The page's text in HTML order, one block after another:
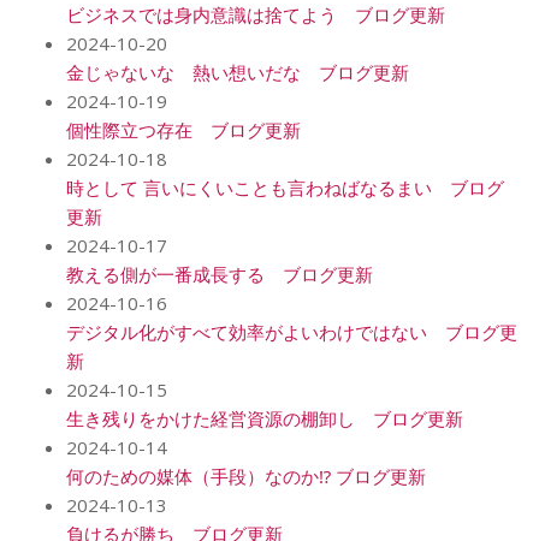
ビジネスでは身内意識は捨てよう ブログ更新
2024-10-20
金じゃないな 熱い想いだな ブログ更新
2024-10-19
個性際立つ存在 ブログ更新
2024-10-18
時として 言いにくいことも言わねばなるまい ブログ
更新
2024-10-17
教える側が一番成長する ブログ更新
2024-10-16
デジタル化がすべて効率がよいわけではない ブログ更
新
2024-10-15
生き残りをかけた経営資源の棚卸し ブログ更新
2024-10-14
何のための媒体（手段）なのか⁉️ ブログ更新
2024-10-13
負けるが勝ち ブログ更新